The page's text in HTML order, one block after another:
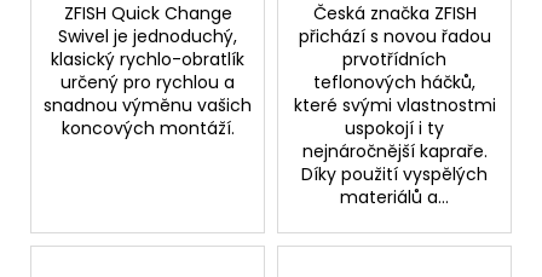
ZFISH Quick Change
Swivel je jednoduchý,
klasický rychlo-obratlík
určený pro rychlou a
snadnou výměnu vašich
koncových montáží.
Česká značka ZFISH
přichází s novou řadou
prvotřídních
teflonových háčků,
které svými vlastnostmi
uspokojí i ty
nejnáročnější kapraře.
Díky použití vyspělých
materiálů a...